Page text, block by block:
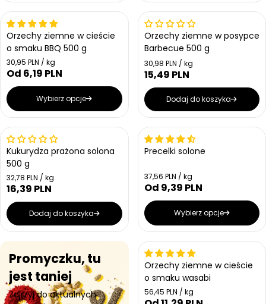
Bestseller
Orzechy ziemne w cieście
o smaku BBQ 500 g
Cena jednostkowa
30,95 PLN / kg
Cena regularna
Od 6,19 PLN
Wybierz opcje
Orzechy ziemne w posypce
Barbecue 500 g
Cena jednostkowa
30,98 PLN / kg
Cena regularna
15,49 PLN
Dodaj do koszyka
Kukurydza prażona solona
500 g
Cena jednostkowa
32,78 PLN / kg
Cena regularna
16,39 PLN
Dodaj do koszyka
Precelki solone
Cena jednostkowa
37,56 PLN / kg
Cena regularna
Od 9,39 PLN
Wybierz opcje
Promyczku, tu
jest taniej
Zajrzyj do aktualnych
Orzechy ziemne w cieście
o smaku wasabi
Cena jednostkowa
56,45 PLN / kg